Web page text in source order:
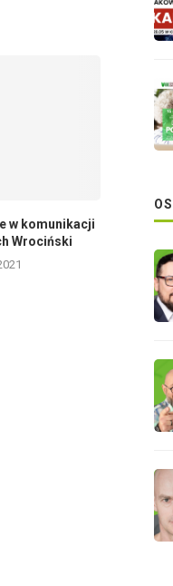
w komunikacji
Wrociński